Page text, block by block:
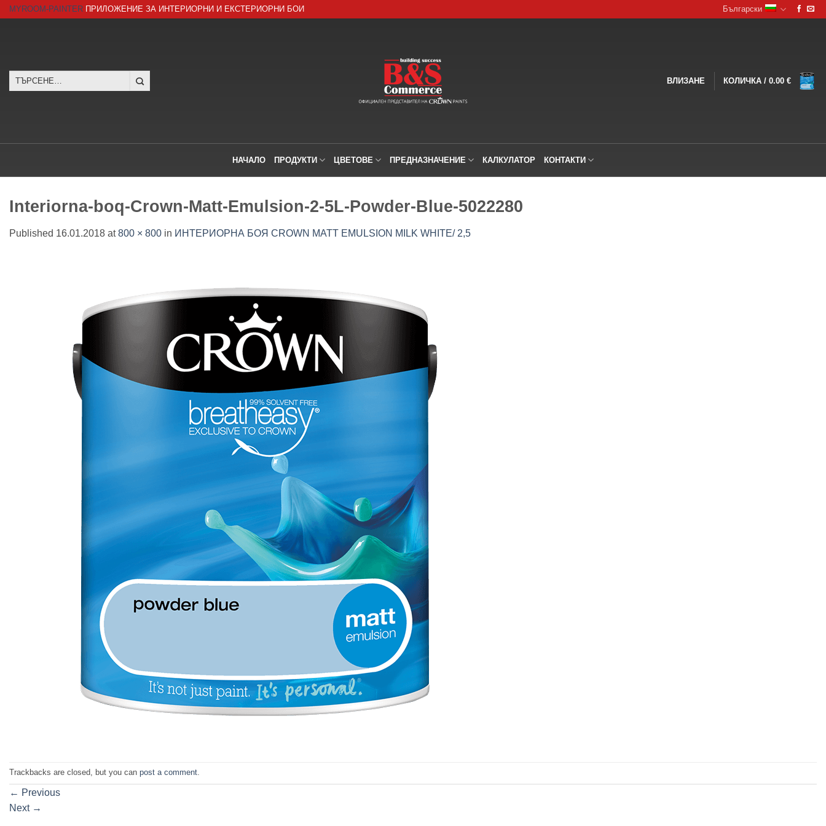
SkipMYROOM-PAINTER ПРИЛОЖЕНИЕ ЗА ИНТЕРИОРНИ И ЕКСТЕРИОРНИ БОИ Български
Търсене
ВЛИЗАНЕ КОЛИЧКА / 0.00 €
НАЧАЛО ПРОДУКТИ ЦВЕТОВЕ ПРЕДНАЗНАЧЕНИЕ КАЛКУЛАТОР КОНТАКТИ
Interiorna-boq-Crown-Matt-Emulsion-2-5L-Powder-Blue-5022280
Published 16.01.2018 at800 × 800 in ИНТЕРИОРНА БОЯ CROWN MATT EMULSION MILK WHITE/ 2,5
Trackbacks are closed, but you can post a comment
← Previous
Next →